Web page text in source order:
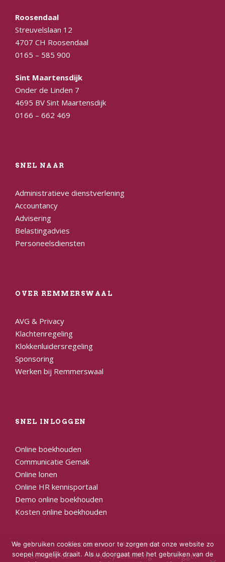
Roosendaal
Streuvelslaan 12
4707 CH Roosendaal
0165 – 585 900
Sint Maartensdijk
Onder de Linden 7
4695 BV Sint Maartensdijk
0166 – 662 469
SNEL NAAR
Administratieve dienstverlening
Accountancy
Advisering
Belastingadvies
Personeelsdiensten
OVER REMMERSWAAL
AVG & Privacy
Klachtenregeling
Klokkenluidersregeling
Sponsoring
Werken bij Remmerswaal
SNEL INLOGGEN
Online boekhouden
Communicatie Gemak
Online lonen
Online HR kennisportaal
Demo online boekhouden
Kosten online boekhouden
Disclaimer
Algemene
voorwaarden
Privacyverklaring Inloggen
We gebruiken cookies om ervoor te zorgen dat onze website zo
soepel mogelijk draait. Als u doorgaat met het gebruiken van de